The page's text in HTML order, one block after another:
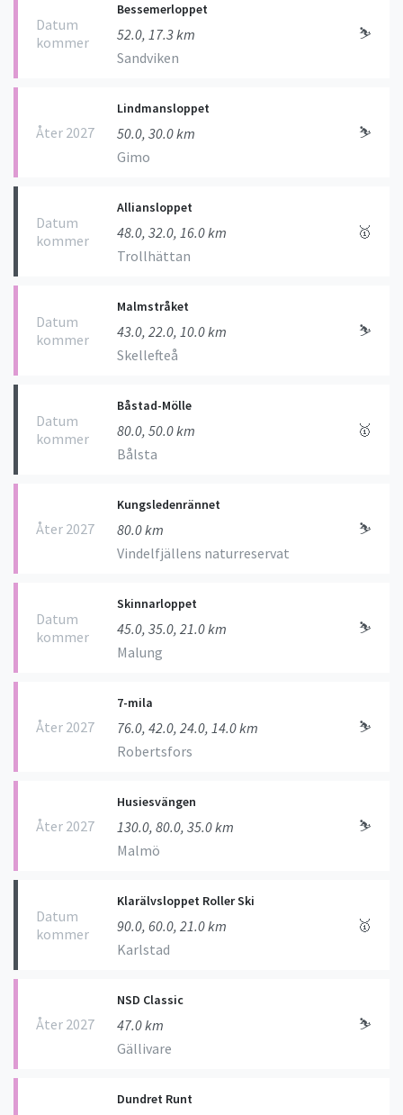
Datum
kommer
Bessemerloppet
52.0, 17.3 km
Sandviken
⛷
Åter 2027
Lindmansloppet
50.0, 30.0 km
Gimo
⛷
Datum
kommer
Alliansloppet
48.0, 32.0, 16.0 km
Trollhättan
🥇
Datum
kommer
Malmstråket
43.0, 22.0, 10.0 km
Skellefteå
⛷
Datum
kommer
Båstad-Mölle
80.0, 50.0 km
Bålsta
🥇
Åter 2027
Kungsledenrännet
80.0 km
Vindelfjällens naturreservat
⛷
Datum
kommer
Skinnarloppet
45.0, 35.0, 21.0 km
Malung
⛷
Åter 2027
7-mila
76.0, 42.0, 24.0, 14.0 km
Robertsfors
⛷
Åter 2027
Husiesvängen
130.0, 80.0, 35.0 km
Malmö
⛷
Datum
kommer
Klarälvsloppet Roller Ski
90.0, 60.0, 21.0 km
Karlstad
🥇
Åter 2027
NSD Classic
47.0 km
Gällivare
⛷
Dundret Runt